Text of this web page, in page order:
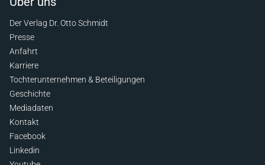
Der Verlag Dr. Otto Schmidt
Presse
Anfahrt
Karriere
Tochterunternehmen & Beteiligungen
Geschichte
Mediadaten
Kontakt
Facebook
Linkedin